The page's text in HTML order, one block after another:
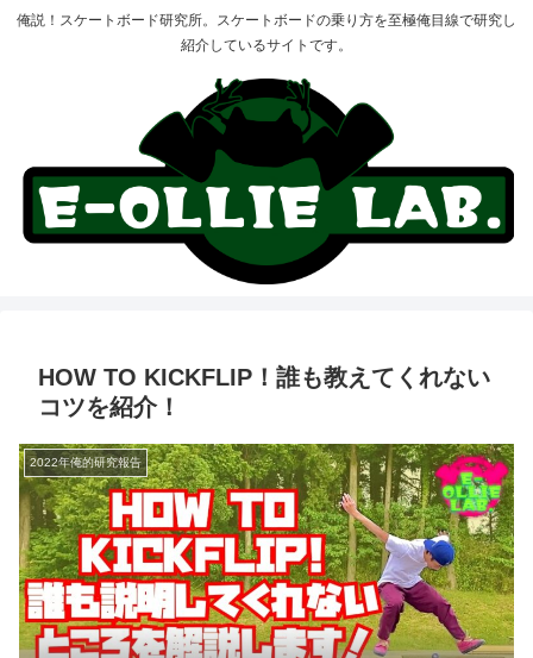
俺説！スケートボード研究所。スケートボードの乗り方を至極俺目線で研究し
紹介しているサイトです。
HOW TO KICKFLIP！誰も教えてくれない
コツを紹介！
2022年俺的研究報告